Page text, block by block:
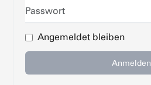
Passwort
Angemeldet bleiben
Anmelden